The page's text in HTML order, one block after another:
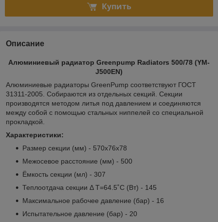
Купить
Описание
Алюминиевый радиатор Greenpump Radiators 500/78 (YM-
J500EN)
Алюминиевые радиаторы GreenPump соответствуют ГОСТ
31311-2005. Собираются из отдельных секций. Секции
производятся методом литья под давлением и соединяются
между собой с помощью стальных ниппелей со специальной
прокладкой.
Характеристики:
Размер секции (мм) - 570х76х78
Межосевое расстояние (мм) - 500
Ёмкость секции (мл) - 307
Теплоотдача секции Δ T=64.5˚С (Вт) - 145
Максимальное рабочее давление (бар) - 16
Испытательное давление (бар) - 20